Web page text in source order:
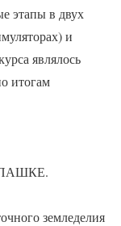
этапы в двух
и
являлось
итогам
земледелия